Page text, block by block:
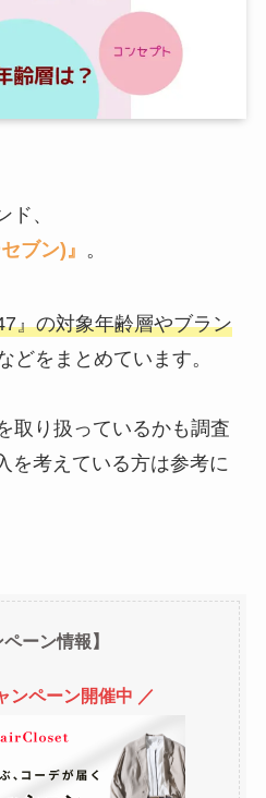
ド、
ブン)』 。
』の対象年齢層やブラン
どをまとめています。
取り扱っているかも調査
を考えている方は参考に
ペーン情報】
ンペーン開催中 ／